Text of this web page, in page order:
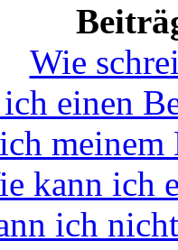
Wie
einen
meinem
kann ich
ich